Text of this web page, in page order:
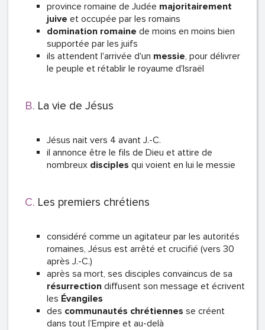
province romaine de Judée majoritairement
juive et occupée par les romains
domination romaine de moins en moins bien
supportée par les juifs
ils attendent l'arrivée d'un messie, pour délivrer
le peuple et rétablir le royaume d'Israël
La vie de Jésus
Jésus nait vers 4 avant J.-C.
il annonce être le fils de Dieu et attire de
nombreux disciples qui voient en lui le messie
Les premiers chrétiens
considéré comme un agitateur par les autorités
romaines, Jésus est arrêté et crucifié (vers 30
après J.-C.)
après sa mort, ses disciples convaincus de sa
résurrection diffusent son message et écrivent
les Évangiles
des communautés chrétiennes se créent
dans tout l’Empire et au-delà